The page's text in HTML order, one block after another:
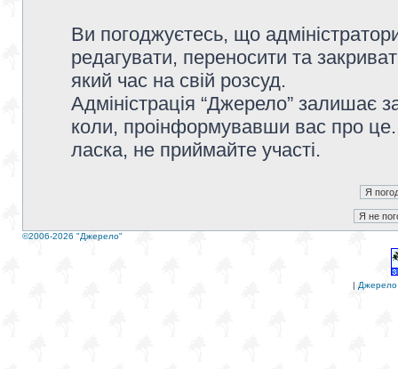
Ви погоджуєтесь, що
редагувати, переносити та
який час на свій розсуд.
Адміністрація “Джерело” залишає
коли, проінформувавши вас про
ласка, не приймайте участі.
©2006-2026 "Джерело"
| Джерело